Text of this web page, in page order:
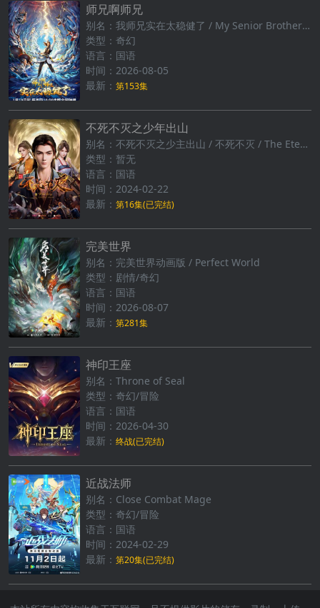
师兄啊师兄
别名：我师兄实在太稳健了 / My Senior Brother is Too Steady
类型：奇幻
语言：国语
时间：2026-08-05
最新： 第153集
不死不灭之少年出山
别名：不死不灭之少主出山 / 不死不灭‎ / The Eternal Strife
类型：暂无
语言：国语
时间：2024-02-22
最新： 第16集(已完结)
完美世界
别名：完美世界动画版 / Perfect World
类型：剧情/奇幻
语言：国语
时间：2026-08-07
最新： 第281集
神印王座
别名：Throne of Seal
类型：奇幻/冒险
语言：国语
时间：2026-04-30
最新： 终战(已完结)
近战法师
别名：Close Combat Mage
类型：奇幻/冒险
语言：国语
时间：2024-02-29
最新： 第20集(已完结)